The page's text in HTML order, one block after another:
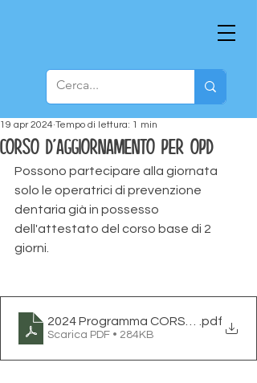
Corso d'aggiornamento per OPD
19 apr 2024 Tempo di lettura: 1 min
Possono partecipare alla giornata
solo le operatrici di prevenzione
dentaria già in possesso
dell'attestato del corso base di 2
giorni.
2024 Programma CORSO AGG
.pdf
Scarica PDF • 284KB